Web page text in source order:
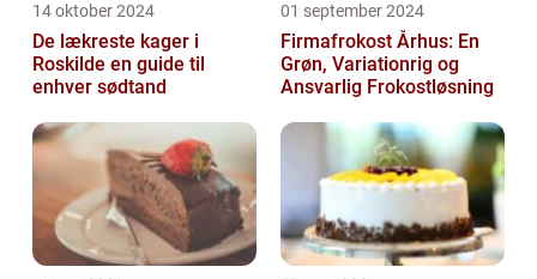
14 oktober 2024
De lækreste kager i
Roskilde en guide til
enhver sødtand
01 september 2024
Firmafrokost Århus: En
Grøn, Variationrig og
Ansvarlig Frokostløsning